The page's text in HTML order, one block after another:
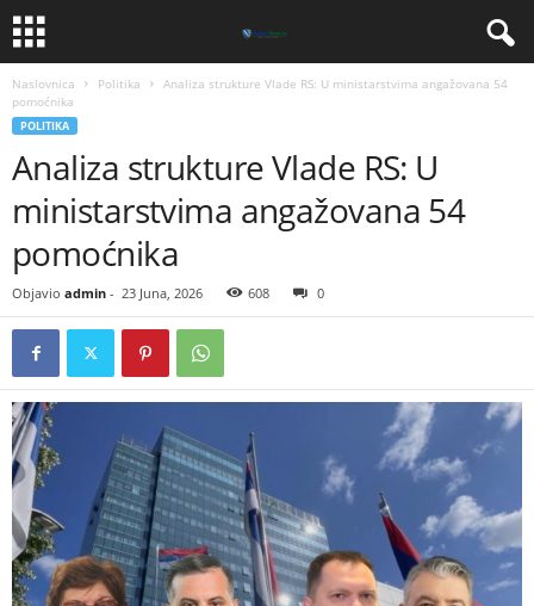
Naslovnica Politika
Analiza strukture Vlade RS: U ministarstvima angažovana 54
pomoćnika
POLITIKA
Analiza strukture Vlade RS: U
ministarstvima angažovana 54
pomoćnika
Objavio admin - 23 Juna, 2026 608 0